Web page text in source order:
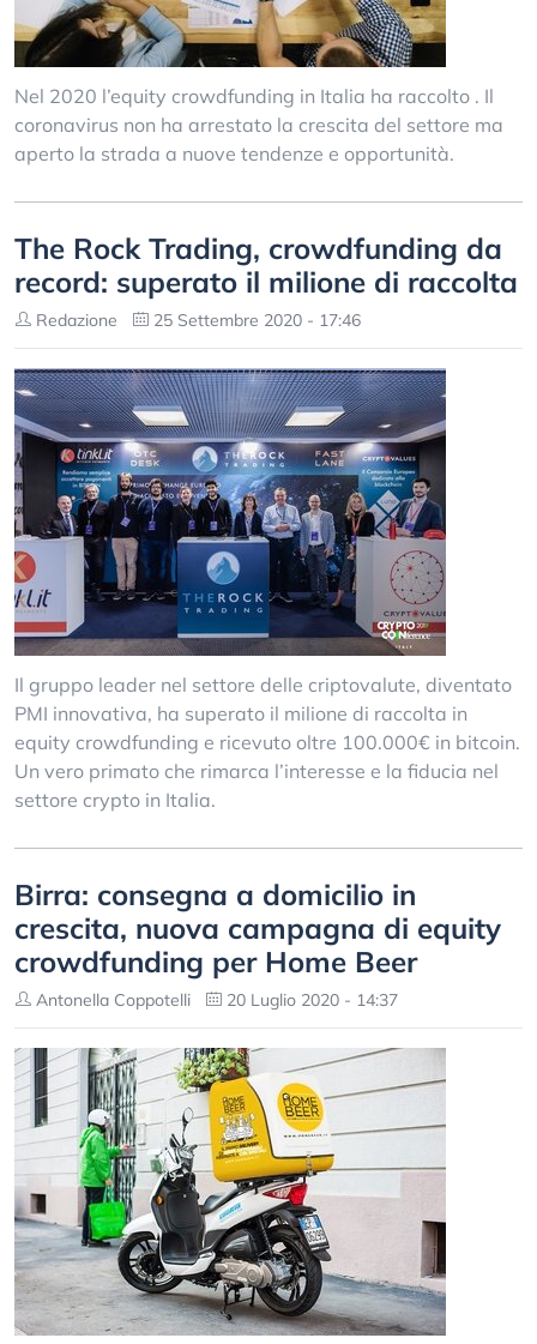
Nel 2020 l’equity crowdfunding in Italia ha raccolto . Il
coronavirus non ha arrestato la crescita del settore ma
aperto la strada a nuove tendenze e opportunità.
The Rock Trading, crowdfunding da
record: superato il milione di raccolta
Redazione 25 Settembre 2020 - 17:46
Il gruppo leader nel settore delle criptovalute, diventato
PMI innovativa, ha superato il milione di raccolta in
equity crowdfunding e ricevuto oltre 100.000€ in bitcoin.
Un vero primato che rimarca l’interesse e la fiducia nel
settore crypto in Italia.
Birra: consegna a domicilio in
crescita, nuova campagna di equity
crowdfunding per Home Beer
Antonella Coppotelli 20 Luglio 2020 - 14:37